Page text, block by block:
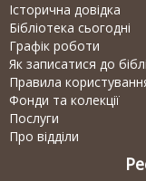
Історична довідка
Бібліотека сьогодні
Графік роботи
Як записатися до
Правила
Фонди та колекції
Послуги
Про відділи